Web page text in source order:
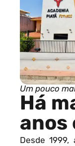
Um pouco
Há
anos
Desde